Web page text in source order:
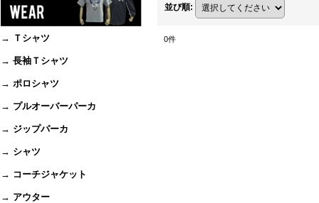
→ Ｔシャツ
→ 長袖Ｔシャツ
→ ポロシャツ
→ プルオーバーパーカ
→ ジップパーカ
→ シャツ
→ コーチジャケット
→ アウター
並び順:
0件